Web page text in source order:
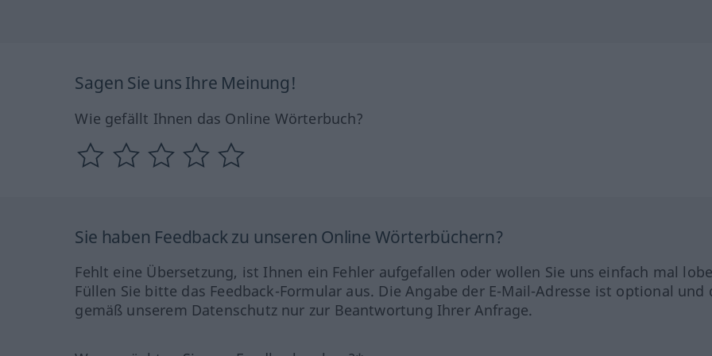
Sagen Sie uns Ihre Meinung!
Wie gefällt Ihnen das Online Wörterbuch?
Sie haben Feedback zu unseren Online Wörterbüchern?
Fehlt eine Übersetzung, ist Ihnen ein Fehler aufgefallen oder wollen Sie uns einfach mal
Füllen Sie bitte das Feedback-Formular aus. Die Angabe der E-Mail-Adresse ist optional und
gemäß unserem Datenschutz nur zur Beantwortung Ihrer Anfrage.